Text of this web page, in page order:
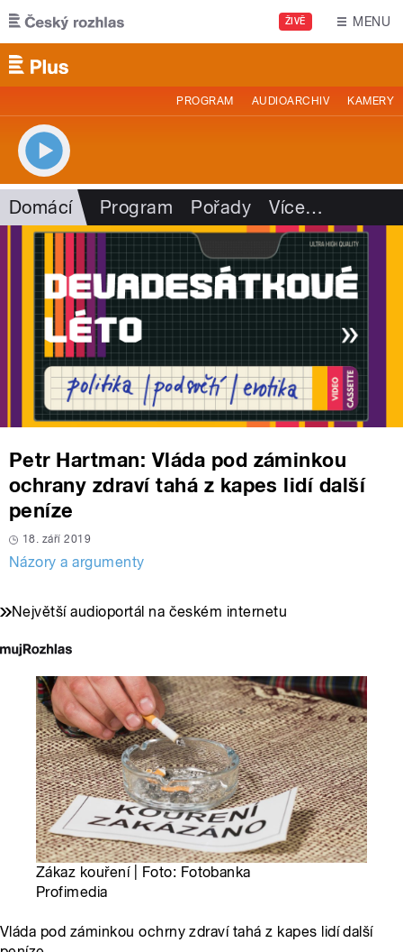
Přejít k hlavnímu obsahu
ŽIVĚ MENU
PROGRAM AUDIOARCHIV KAMERY
Domácí Program Pořady Více…
Petr Hartman: Vláda pod záminkou
ochrany zdraví tahá z kapes lidí další
peníze
18. září 2019
Názory a argumenty
Největší audioportál na českém internetu
Zákaz kouření | Foto: Fotobanka
Profimedia
Vláda pod záminkou ochrny zdraví tahá z kapes lidí další